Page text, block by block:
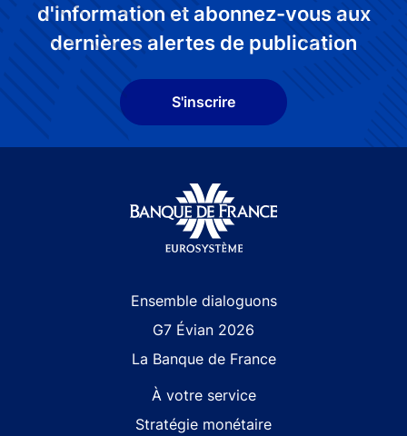
d'information et abonnez-vous aux
dernières alertes de publication
S'inscrire
Ensemble dialoguons
G7 Évian 2026
La Banque de France
À votre service
Stratégie monétaire